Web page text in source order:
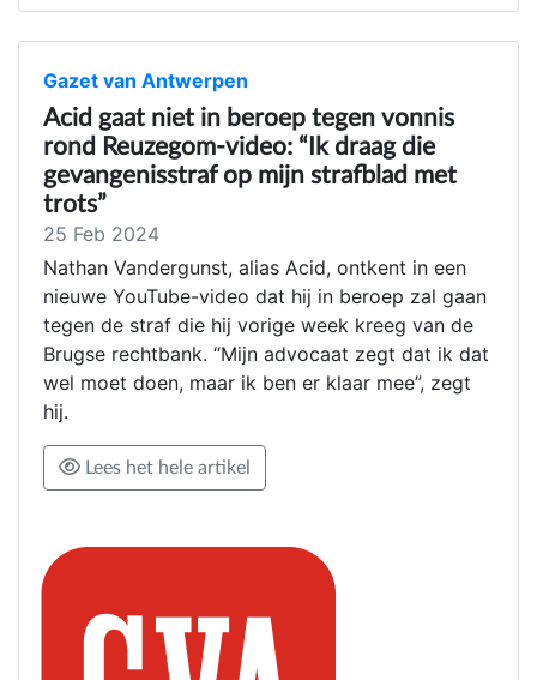
Gazet van Antwerpen
Acid gaat niet in beroep tegen vonnis
rond Reuzegom-video: “Ik draag die
gevangenisstraf op mijn strafblad met
trots”
25 Feb 2024
Nathan Vandergunst, alias Acid, ontkent in een
nieuwe YouTube-video dat hij in beroep zal gaan
tegen de straf die hij vorige week kreeg van de
Brugse rechtbank. “Mijn advocaat zegt dat ik dat
wel moet doen, maar ik ben er klaar mee”, zegt
hij.
Lees het hele artikel